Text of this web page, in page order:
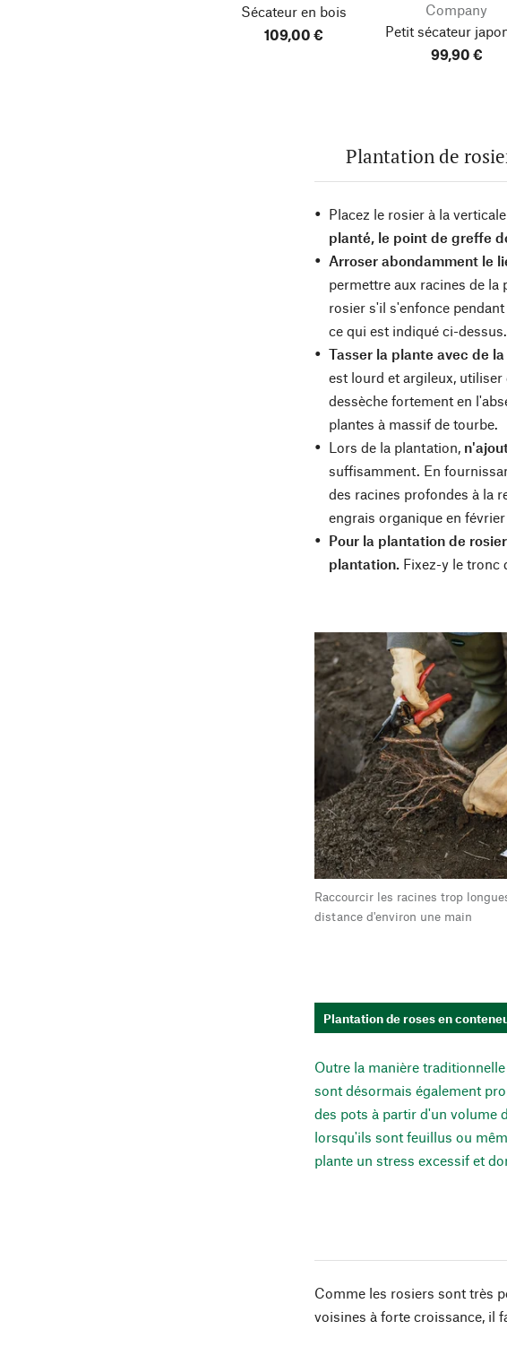
Sécateur en bois
109,00 €
Company
Petit sécateur
99,90 €
Plantation de
Placez le rosier à la
planté, le point de greffe
Arroser abondamment le
permettre aux racines de la
rosier s'il s'enfonce
ce qui est indiqué ci-dessus.
Tasser la plante avec de
est lourd et argileux,
dessèche fortement en
plantes à massif de tourbe.
Lors de la plantation,
suffisamment. En
des racines profondes à la
engrais organique en
Pour la plantation de
plantation.Fixez-y le tronc
Raccourcir les racines trop
distance d'environ une main
Plantation de roses en
Outre la manière
sont désormais également
des pots à partir d'un volume
lorsqu'ils sont feuillus ou
plante un stress excessif et
Comme les rosiers sont très
voisines à forte croissance, il